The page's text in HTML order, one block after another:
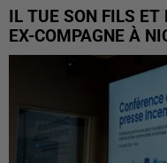
IL TUE SON FILS
EX-COMPAGNE À